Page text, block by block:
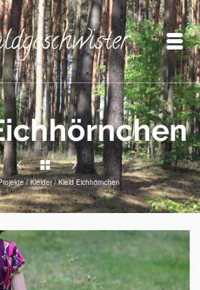
/ Kleider / Kleid Eichhörnchen